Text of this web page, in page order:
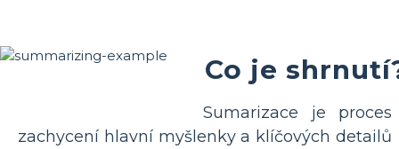
Co je
Sumarizace je proces
zachycení hlavní myšlenky a klíčových detailů